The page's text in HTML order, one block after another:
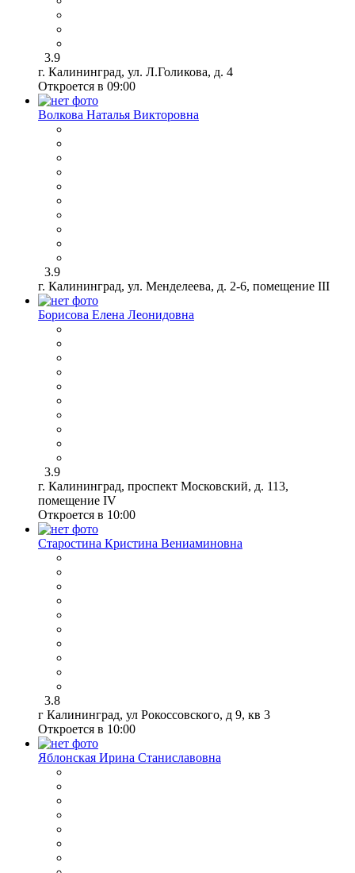
3.9
г. Калининград, ул. Л.Голикова, д. 4
Откроется в 09:00
Волкова Наталья Викторовна
3.9
г. Калининград, ул. Менделеева, д. 2-6, помещение III
Борисова Елена Леонидовна
3.9
г. Калининград, проспект Московский, д. 113,
помещение IV
Откроется в 10:00
Старостина Кристина Вениаминовна
3.8
г Калининград, ул Рокоссовского, д 9, кв 3
Откроется в 10:00
Яблонская Ирина Станиславовна